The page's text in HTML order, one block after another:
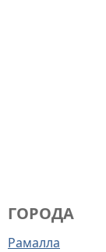
ГОРОДА
Рамалла